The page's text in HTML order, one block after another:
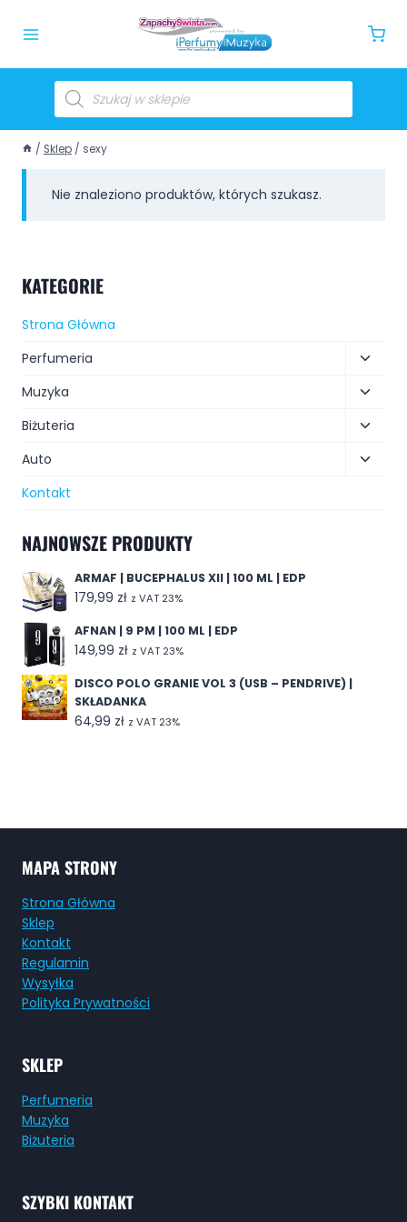
/ Sklep / sexy
Nie znaleziono produktów, których szukasz.
KATEGORIE
Strona Główna
Perfumeria
Muzyka
Biżuteria
Auto
Kontakt
NAJNOWSZE PRODUKTY
ARMAF | BUCEPHALUS XII | 100 ML | EDP
179,99 zł z VAT 23%
AFNAN | 9 PM | 100 ML | EDP
149,99 zł z VAT 23%
DISCO POLO GRANIE VOL 3 (USB – PENDRIVE) |
SKŁADANKA
64,99 zł z VAT 23%
MAPA STRONY
Strona Główna
Sklep
Kontakt
Regulamin
Wysyłka
Polityka Prywatności
SKLEP
Perfumeria
Muzyka
Biżuteria
SZYBKI KONTAKT